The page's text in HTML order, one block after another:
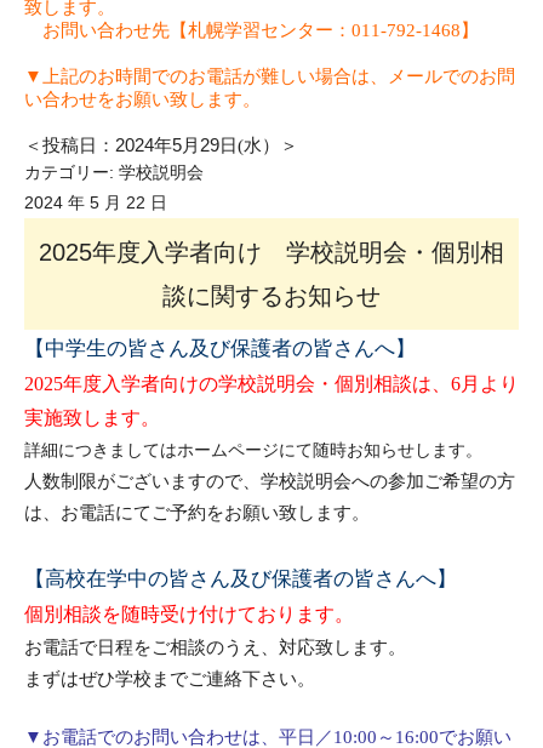
致します。
お問い合わせ先【札幌学習センター：011-792-1468】
▼上記のお時間でのお電話が難しい場合は、メールでのお問
い合わせをお願い致します。
＜投稿日： 2024年5月 29日(水）＞
カテゴリー: 学校説明会
2024 年 5 月 22 日
2025年度入学者向け 学校説明会・個別相
談に関するお知らせ
【中学生の皆さん及び保護者の皆さんへ】
2025年度入学者向けの学校説明会・個別相談は、6月より
実施致します。
詳細につきましてはホームページにて随時お知らせします。
人数制限がございますので、学校説明会への参加ご希望の方
は、お電話にてご予約をお願い致します。
【高校在学中の皆さん及び保護者の皆さんへ】
個別相談を随時受け付けております。
お電話で日程をご相談のうえ、対応致します。
まずはぜひ学校までご連絡下さい。
▼ お電話でのお問い合わせは、平日／10:00 ～ 16:00でお願い